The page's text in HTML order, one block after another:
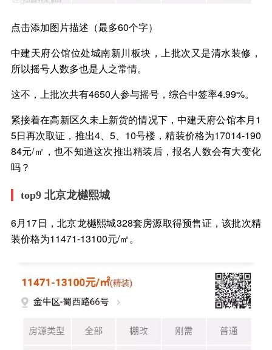
点击添加图片描述（最多60个字）
中建天府公馆位处城南新川板块，上批次又是清水装修，
所以摇号人数多也是人之常情。
这不，上批次共有4650人参与摇号，综合中签率4.99%。
紧接着在高新区久未上新货的情况下，中建天府公馆本月1
5日再次取证，推出4、5、10号楼，精装价格为17014-190
84元/㎡，也不知道这次推出精装后，报名人数会有大变化
吗？
top9 北京龙樾熙城
6月17日，北京龙樾熙城328套房源取得预售证，该批次精
装价格为11471-13100元/㎡。